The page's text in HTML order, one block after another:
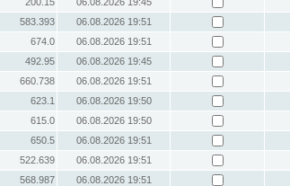
583.393
06.08.2026 19:51
674.0
06.08.2026 19:51
492.95
06.08.2026 19:45
660.738
06.08.2026 19:51
623.1
06.08.2026 19:50
615.0
06.08.2026 19:50
650.5
06.08.2026 19:51
522.639
06.08.2026 19:51
568.987
06.08.2026 19:51